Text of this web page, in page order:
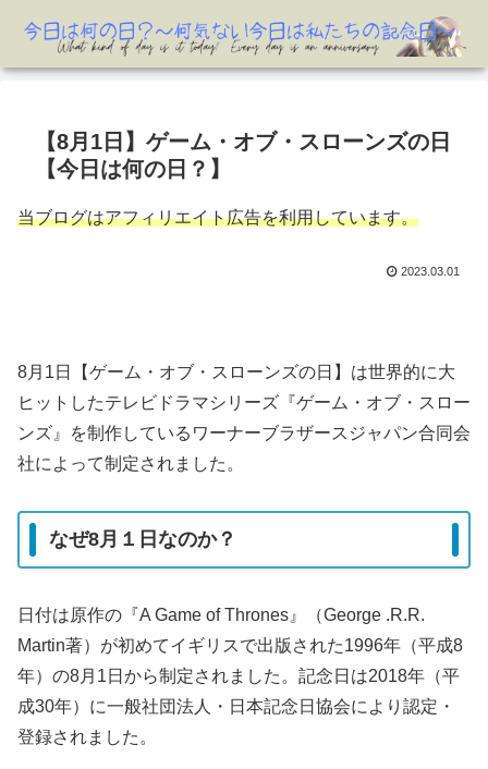
【8月1日】ゲーム・オブ・スローンズの日
【今日は何の日？】
当ブログはアフィリエイト広告を利用しています。
2023.03.01
8月1日【ゲーム・オブ・スローンズの日】は世界的に大
ヒットしたテレビドラマシリーズ『ゲーム・オブ・スロー
ンズ』を制作しているワーナーブラザースジャパン合同会
社によって制定されました。
なぜ8月１日なのか？
日付は原作の『A Game of Thrones』（George .R.R.
Martin著）が初めてイギリスで出版された1996年（平成8
年）の8月1日から制定されました。記念日は2018年（平
成30年）に一般社団法人・日本記念日協会により認定・
登録されました。